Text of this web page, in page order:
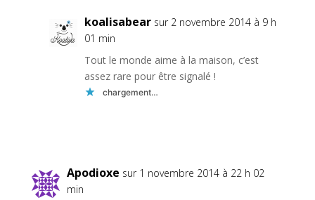
koalisabear sur 2 novembre 2014 à 9 h
01 min
Tout le monde aime à la maison, c’est
assez rare pour être signalé !
chargement…
Apodioxe sur 1 novembre 2014 à 22 h 02
min